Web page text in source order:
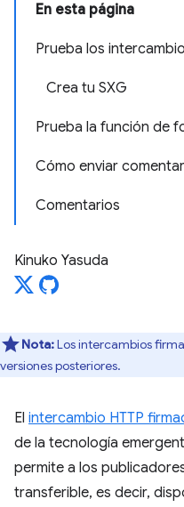
En esta página
Prueba los
Crea tu SXG
Prueba la función de
Cómo enviar
Comentarios
Kinuko Yasuda
Nota:Los intercambios
versiones posteriores.
El intercambio HTTP
de la tecnología
permite a los
transferible, es decir,